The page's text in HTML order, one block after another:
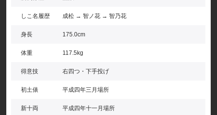
しこ名履歴 成松 → 智ノ花 → 智乃花
身長 175.0cm
体重 117.5kg
得意技 右四つ・下手投げ
初土俵 平成四年三月場所
新十両 平成四年十一月場所